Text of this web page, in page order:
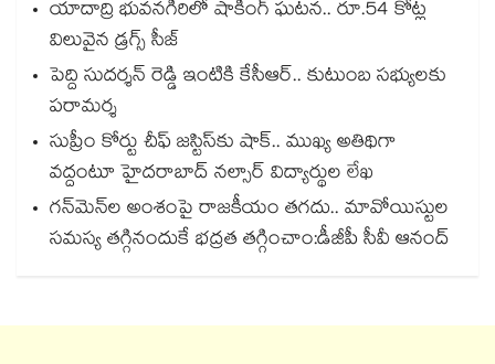
యాదాద్రి భువనగిరిలో షాకింగ్ ఘటన.. రూ.54 కోట్ల
విలువైన డ్రగ్స్ సీజ్
పెద్ది సుదర్శన్ రెడ్డి ఇంటికి కేసీఆర్.. కుటుంబ సభ్యులకు
పరామర్శ
సుప్రీం కోర్టు చీఫ్ జస్టిస్⁭కు షాక్.. ముఖ్య అతిథిగా
వద్దంటూ హైదరాబాద్ నల్సార్ విద్యార్థుల లేఖ
గన్⁭మెన్⁭ల అంశంపై రాజకీయం తగదు.. మావోయిస్టుల
సమస్య తగ్గినందుకే భద్రత తగ్గించాం:డీజీపీ సీవీ ఆనంద్